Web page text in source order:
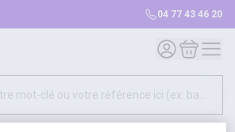
04 77 43 46 20
Mon compte
Mon